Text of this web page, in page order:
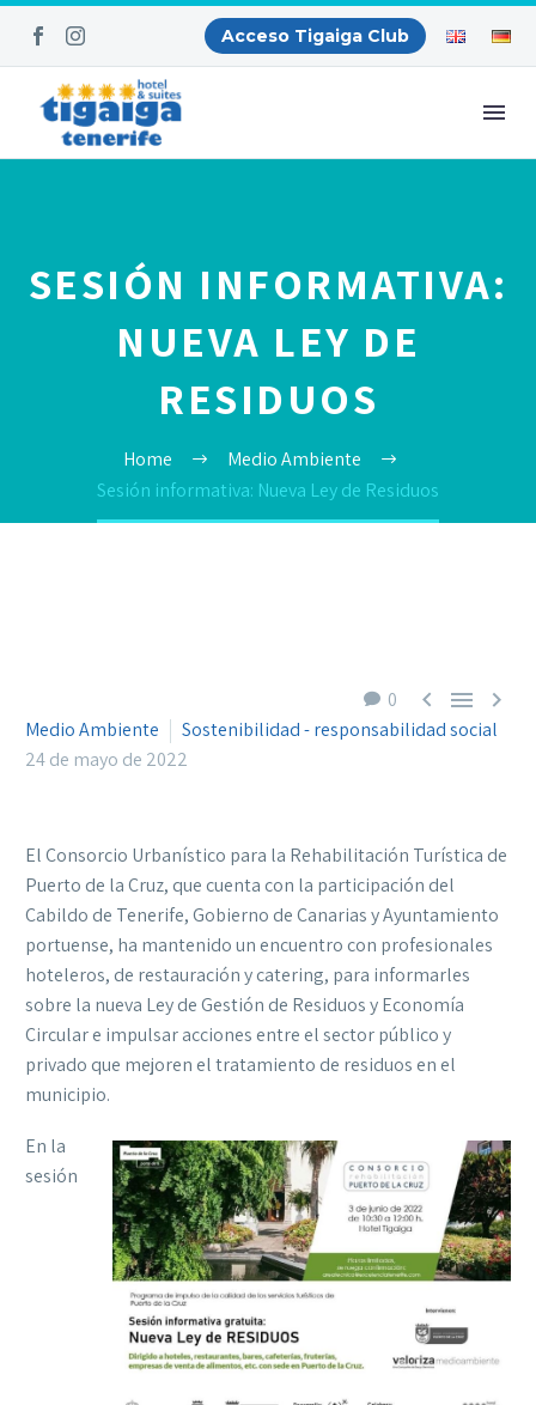
Acceso Tigaiga Club
SESIÓN INFORMATIVA:
NUEVA LEY DE
RESIDUOS
Home
Medio Ambiente
Sesión informativa: Nueva Ley de Residuos
0   
Medio Ambiente
Sostenibilidad - responsabilidad social
24 de mayo de 2022
El Consorcio Urbanístico para la Rehabilitación Turística de
Puerto de la Cruz, que cuenta con la participación del
Cabildo de Tenerife, Gobierno de Canarias y Ayuntamiento
portuense, ha mantenido un encuentro con profesionales
hoteleros, de restauración y catering, para informarles
sobre la nueva Ley de Gestión de Residuos y Economía
Circular e impulsar acciones entre el sector público y
privado que mejoren el tratamiento de residuos en el
municipio.
En la
sesión